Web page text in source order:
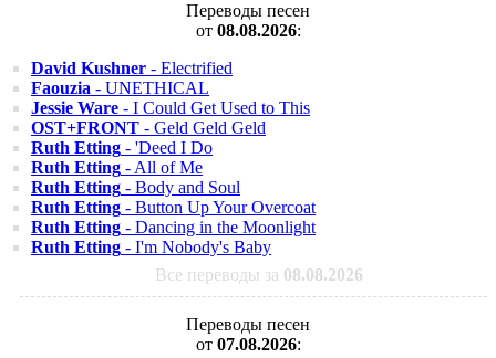
Переводы песен
от 08.08.2026:
David Kushner - Electrified
Faouzia - UNETHICAL
Jessie Ware - I Could Get Used to This
OST+FRONT - Geld Geld Geld
Ruth Etting - 'Deed I Do
Ruth Etting - All of Me
Ruth Etting - Body and Soul
Ruth Etting - Button Up Your Overcoat
Ruth Etting - Dancing in the Moonlight
Ruth Etting - I'm Nobody's Baby
Все переводы за 08.08.2026
Переводы песен
от 07.08.2026: